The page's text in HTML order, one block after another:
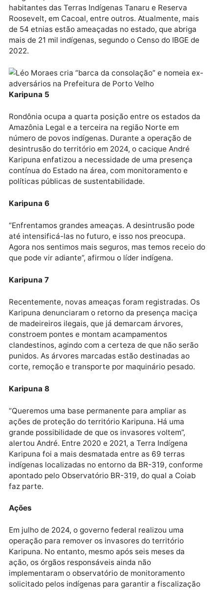
Madeira-Mamoré (1907-1912), que resultou na
chegada massiva de trabalhadores de diferentes
partes do mundo, contribuindo para a dizimação de
famílias indígenas. Posteriormente, a instalação das
usinas hidrelétricas Santo Antônio e Jirau, em Porto
Velho, também trouxe riscos à sobrevivência do
Karipuna 3
Além disso, atividades ilegais como garimpo, caça e
pesca têm agravado a situação. Ao longo das
a população Karipuna foi reduzida drasticamente e
corre o risco de ser extinta se não houver medidas
concretas por parte do governo brasileiro.
Karipuna 4
indígenas, como ocorreu com os Paiter Suruí e os
habitantes das Terras Indígenas Tanaru e Reserva
Roosevelt, em Cacoal, entre outros. Atualmente,
de 54 etnias estão ameaçadas no estado, que abriga
2022.
Karipuna 5
Rondônia ocupa a quarta posição entre os estados
Amazônia Legal e a terceira na região Norte em
desintrusão do território em 2024, o cacique André
contínua do Estado na área, com monitoramento e
políticas públicas de sustentabilidade.
Karipuna 6
“Enfrentamos grandes ameaças. A desintrusão pode
até intensificá-las no futuro, e isso nos preocupa.
que pode vir adiante”, afirmou o líder indígena.
Karipuna 7
Recentemente, novas ameaças foram registradas.
Karipuna denunciaram o retorno da presença maciça
de madeireiros ilegais, que já demarcam árvores,